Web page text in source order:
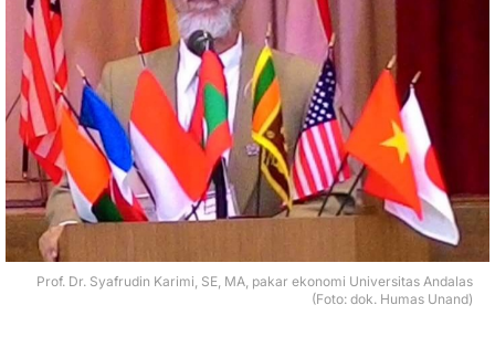
a
i
m
i
e
i
k
E
k
Prof. Dr. Syafrudin Karimi, SE, MA, pakar ekonomi Universitas Andalas
(Foto: dok. Humas Unand)